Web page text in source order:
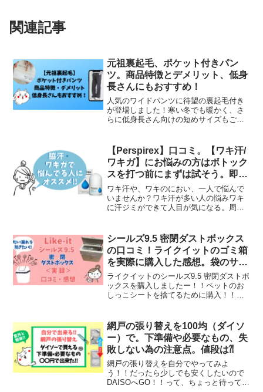
関連記事
元祖裏起毛、ポケット付きパン
ツ。商品特徴とデメリット、低身
長さんにもおすすめ！
人気のワイドパンツに待望の裏起毛付き
が登場しました！寒い冬でも暖かく、さ
らに低身長さん向けの短めサイズもご用
んな着心地も魅力的。ワンマイルウェア
としても活躍するアイテムread more
【Perspirex】口コミ。【ワキ汗/
ワキガ】にお悩みの方はボトック
スを打つ前にまずは試そう。即効
性あり！！！！！
ワキ汗や、ワキのにおい、一人で悩んで
いませんか？ワキ汗が多い人の悩みワキ
に汗ジミができて人目が気になる。周囲
気になり控えめになりがち。1日に何度も
制汗剤や汗拭きシートをread more
シールズ9.5 密閉ダストボックス
の口コミ！ライクイットのゴミ箱
を実際に購入した感想。袋のサイ
ズは
ライクイットのシールズ9.5 密閉ダストボ
ックスを購入しましたー！！ペットのお
しっこシートを捨てるために購入！！実
9.5 密閉ダストボックスの機能や特徴
Likeread more
網戸の張り替えを100均（ダイソ
ー）で。下準備や必要なもの、失
敗しない為の注意点。値段は⁈
網戸の張り替えを自分でやってみよ
う！！だったら少しでも安くしたいので
DAISOへGO！！って、ちょっと待って‼︎